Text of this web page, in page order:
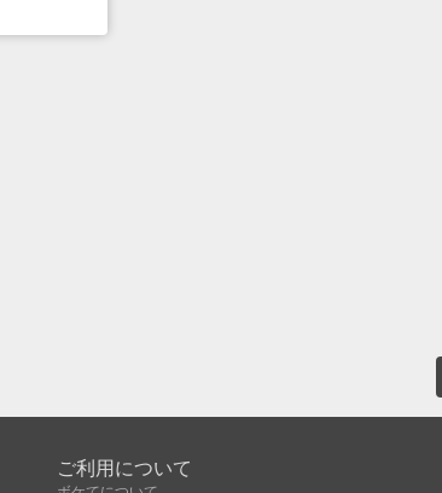
ご利用について